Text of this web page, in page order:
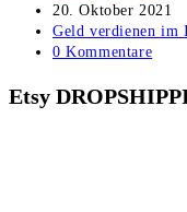
Autor:
Beitrag
veröffentlicht:
20. Oktober 2021
Beitrags-
Kategorie:
Geld verdienen im
Beitrags-
0 Kommentare
Etsy